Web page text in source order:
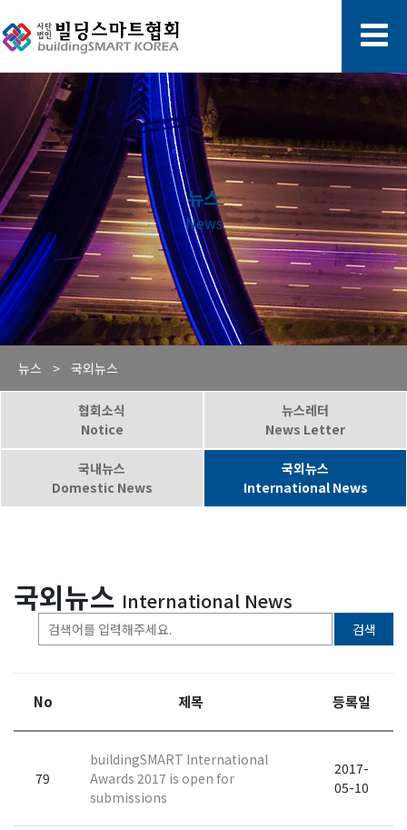
뉴스
News
뉴스 > 국외뉴스
협회소식
Notice
뉴스레터
News Letter
국내뉴스
Domestic News
국외뉴스
International News
국외뉴스 International News
검색
No 제목 등록일
79
buildingSMART International
Awards 2017 is open for
submissions
2017-
05-10